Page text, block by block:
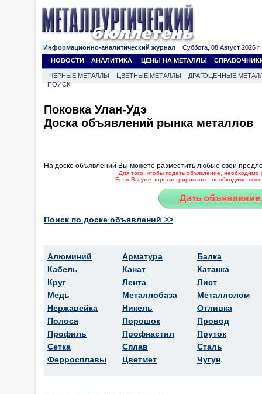
Информационно-аналитический журнал Суббота, 08 Август 2026 г.
НОВОСТИ
АНАЛИТИКА ЦЕНЫ НА МЕТАЛЛЫ
ЧЕРНЫЕ МЕТАЛЛЫ ЦВЕТНЫЕ МЕТАЛЛЫ
ДРАГОЦЕННЫЕ
ПОИСК
Поковка Улан-Удэ
Доска объявлений рынка металлов
На доске объявлений Вы можете разместить любые свои
Для того, чтобы подать объявление, необходимо
Если Вы уже зарегистрированы - необходимо
Поиск по доске объявлений >>
Алюминий
Кабель
Круг
Медь
Нержавейка
Полоса
Профиль
Сетка
Ферросплавы
Арматура
Канат
Лента
Металлобаза
Никель
Порошок
Профнастил
Сплав
Цветмет
Балка
Катанка
Лист
Металлолом
Отливка
Провод
Пруток
Сталь
Чугун